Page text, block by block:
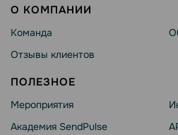
О КОМПАНИИ
Команда
Отзывы клиентов
ПОЛЕЗНОЕ
Мероприятия
Академия SendPulse